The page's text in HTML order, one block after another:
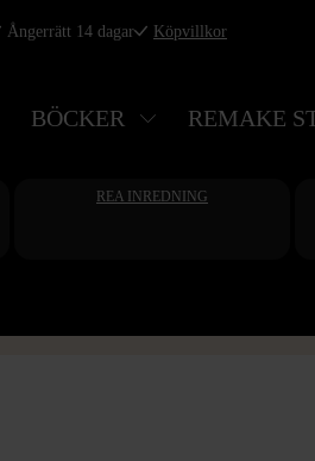
Ångerrätt 14 dagar Köpvillkor
BÖCKER REMAKE
REA INREDNING